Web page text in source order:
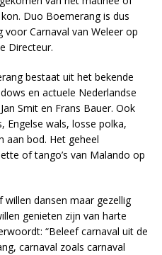
Duo Boemerang is dus
voor Carnaval van Weleer op
Directeur.
bestaat uit het bekende
en actuele Nederlandse
Smit en Frans Bauer. Ook
Engelse wals, losse polka,
aan bod. Het geheel
of tango’s van Malando op
dansen maar gezellig
genieten zijn van harte
“Beleef carnaval uit de
carnaval zoals carnaval